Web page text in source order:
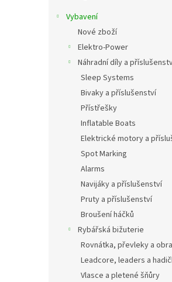
Vybavení
Nové zboží
Elektro-Power
Náhradní díly a
Sleep Systems
Bivaky a příslušenství
Přístřešky
Inflatable Boats
Elektrické motory a
Spot Marking
Alarms
Navijáky a příslušenství
Pruty a příslušenství
Broušení háčků
Rybářská bižuterie
Rovnátka, převleky a
Leadcore, leaders a
Vlasce a pletené šňůry